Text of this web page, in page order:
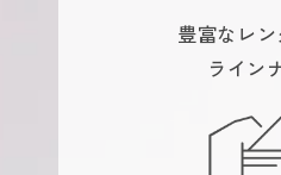
豊富なレ
ライン